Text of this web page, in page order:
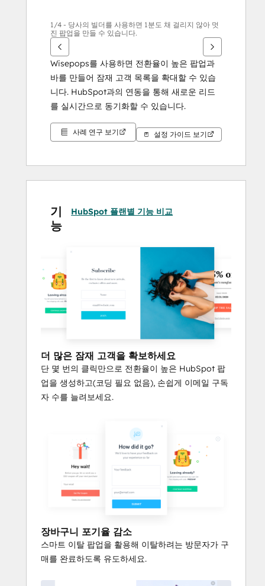
하
십
시
오.
1/4 - 당사의 빌더를 사용하면 1분도 채 걸리지 않아 멋
진 팝업을 만들 수 있습니다.
Wisepops를 사용하면 전환율이 높은 팝업과
바를 만들어 잠재 고객 목록을 확대할 수 있습
니다. HubSpot과의 연동을 통해 새로운 리드
를 실시간으로 동기화할 수 있습니다.
사례 연구 보기 설정 가이드 보기
기
능
HubSpot 플랜별 기능 비교
더 많은 잠재 고객을 확보하세요
단 몇 번의 클릭만으로 전환율이 높은 HubSpot 팝
업을 생성하고(코딩 필요 없음), 손쉽게 이메일 구독
자 수를 늘려보세요.
장바구니 포기율 감소
스마트 이탈 팝업을 활용해 이탈하려는 방문자가 구
매를 완료하도록 유도하세요.